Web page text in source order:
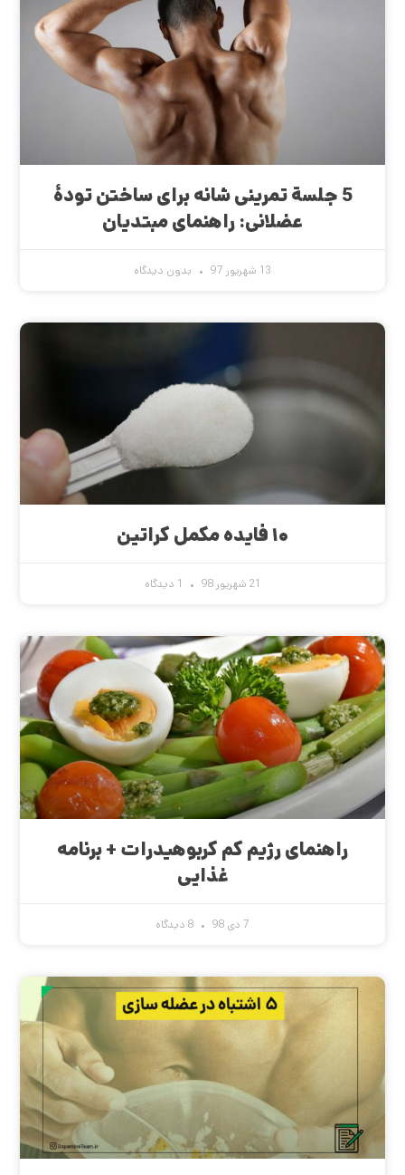
5 جلسة تمرینی شانه برای ساختن تودۀ
عضلانی: راهنمای مبتدیان
13 شهریور 97 بدون دیدگاه
۱۰ فایده مکمل کراتین
21 شهریور 98
راهنمای رژیم کم کربوهیدرات + برنامه
غذایی
7 دی 98